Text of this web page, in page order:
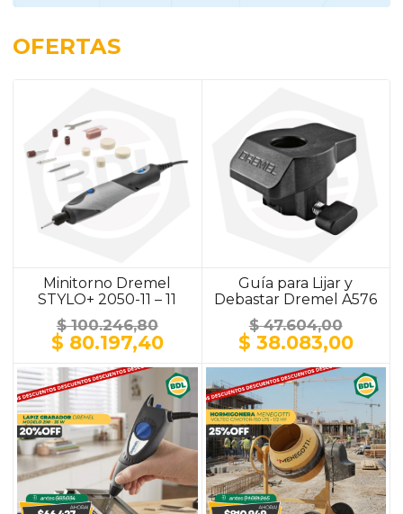
OFERTAS
Minitorno Dremel
STYLO+ 2050-11 – 11
$100.246,80
El
precio
original
era:
$ 100.246,80.
$ 80.197,40El
actual
es:
$ 80.197,40.
Guía para Lijar y
Debastar Dremel A576
$47.604,00
El
precio
original
era:
$ 47.604,00.
$ 38.083,00El
es:
$